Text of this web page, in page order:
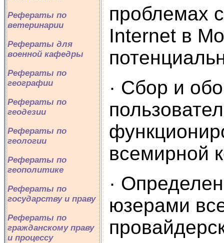
Рефераты по
ветеринарии
Рефераты для
военной кафедры
Рефераты по
географии
Рефераты по
геодезии
Рефераты по
геологии
Рефераты по
геополитике
Рефераты по
государству и праву
Рефераты по
гражданскому праву
и процессу
проблемах
Internet в
· Сбор и
всемирной
·
юзерами